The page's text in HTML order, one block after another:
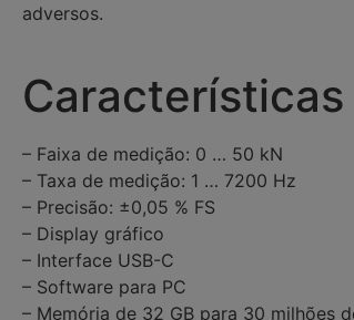
adversos.
Características
– Faixa de medição: 0 … 50 kN
– Taxa de medição: 1 … 7200 Hz
– Precisão: ±0,05 % FS
– Display gráfico
– Interface USB-C
– Software para PC
– Memória de 32 GB para 30 milhões